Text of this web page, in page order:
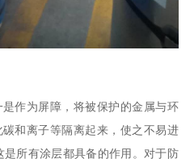
作为屏障，将被保护的金属与环
和离子等隔离起来，使之不易进
所有涂层都具备的作用。对于防